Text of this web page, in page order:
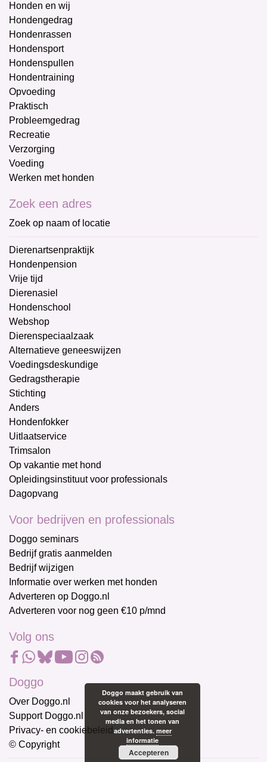
Honden en wij
Hondengedrag
Hondenrassen
Hondensport
Hondenspullen
Hondentraining
Opvoeding
Praktisch
Probleemgedrag
Recreatie
Verzorging
Voeding
Werken met honden
Zoek een adres
Zoek op naam of locatie
Dierenartsenpraktijk
Hondenpension
Vrije tijd
Dierenasiel
Hondenschool
Webshop
Dierenspeciaalzaak
Alternatieve geneeswijzen
Voedingsdeskundige
Gedragstherapie
Stichting
Anders
Hondenfokker
Uitlaatservice
Trimsalon
Op vakantie met hond
Opleidingsinstituut voor professionals
Dagopvang
Voor bedrijven en professionals
Doggo seminars
Bedrijf gratis aanmelden
Bedrijf wijzigen
Informatie over werken met honden
Adverteren op Doggo.nl
Adverteren voor nog geen €10 p/mnd
Volg ons
Doggo
Over Doggo.nl
Support Doggo.nl
Privacy- en cookiebeleid
© Copyright
Doggo maakt gebruik van
cookies voor het analyseren
van onze bezoekers, social
media en het tonen van
advertenties. meer
informatie
Accepteren